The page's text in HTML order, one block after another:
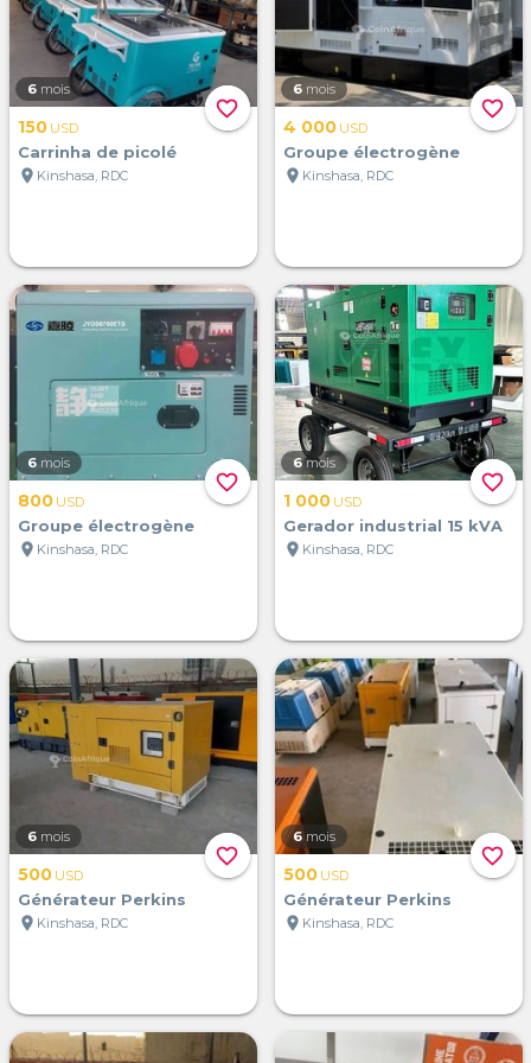
favorite_border
6 mois
150 USD
Carrinha de picolé
location_on Kinshasa, RDC
favorite_border
6 mois
4 000 USD
Groupe électrogène
location_on Kinshasa, RDC
favorite_border
6 mois
800 USD
Groupe électrogène
location_on Kinshasa, RDC
favorite_border
6 mois
1 000 USD
Gerador industrial 15 kVA
location_on Kinshasa, RDC
favorite_border
6 mois
500 USD
Générateur Perkins
location_on Kinshasa, RDC
favorite_border
6 mois
500 USD
Générateur Perkins
location_on Kinshasa, RDC